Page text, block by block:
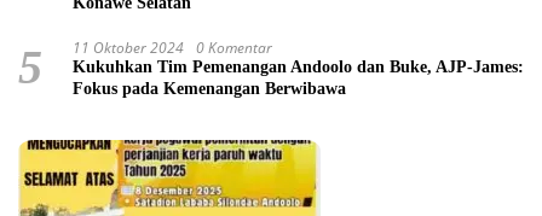
5 11 Oktober 2024 0 Komentar
Kukuhkan Tim Pemenangan Andoolo dan Buke, AJP-James:
Fokus pada Kemenangan Berwibawa